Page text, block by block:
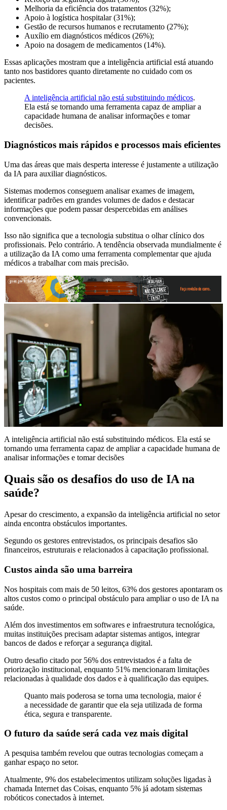
Melhoria da eficiência dos tratamentos (32%);
Apoio à logística hospitalar (31%);
Gestão de recursos humanos e recrutamento (27%);
Auxílio em diagnósticos médicos (26%);
Apoio na dosagem de medicamentos (14%).
Essas aplicações mostram que a inteligência artificial está atuando
tanto nos bastidores quanto diretamente no cuidado com os
pacientes.
A inteligência artificial não está substituindo médicos.
Ela está se tornando uma ferramenta capaz de ampliar a
capacidade humana de analisar informações e tomar
decisões.
Diagnósticos mais rápidos e processos mais eficientes
Uma das áreas que mais desperta interesse é justamente a utilização
da IA para auxiliar diagnósticos.
Sistemas modernos conseguem analisar exames de imagem,
identificar padrões em grandes volumes de dados e destacar
informações que podem passar despercebidas em análises
convencionais.
Isso não significa que a tecnologia substitua o olhar clínico dos
profissionais. Pelo contrário. A tendência observada mundialmente é
a utilização da IA como uma ferramenta complementar que ajuda
médicos a trabalhar com mais precisão.
A inteligência artificial não está substituindo médicos. Ela está se
tornando uma ferramenta capaz de ampliar a capacidade humana de
analisar informações e tomar decisões
Quais são os desafios do uso de IA na
saúde?
Apesar do crescimento, a expansão da inteligência artificial no setor
ainda encontra obstáculos importantes.
Segundo os gestores entrevistados, os principais desafios são
financeiros, estruturais e relacionados à capacitação profissional.
Custos ainda são uma barreira
Nos hospitais com mais de 50 leitos, 63% dos gestores apontaram os
altos custos como o principal obstáculo para ampliar o uso de IA na
saúde.
Além dos investimentos em softwares e infraestrutura tecnológica,
muitas instituições precisam adaptar sistemas antigos, integrar
bancos de dados e reforçar a segurança digital.
Outro desafio citado por 56% dos entrevistados é a falta de
priorização institucional, enquanto 51% mencionaram limitações
relacionadas à qualidade dos dados e à qualificação das equipes.
Quanto mais poderosa se torna uma tecnologia, maior é
a necessidade de garantir que ela seja utilizada de forma
ética, segura e transparente.
O futuro da saúde será cada vez mais digital
A pesquisa também revelou que outras tecnologias começam a
ganhar espaço no setor.
Atualmente, 9% dos estabelecimentos utilizam soluções ligadas à
chamada Internet das Coisas, enquanto 5% já adotam sistemas
robóticos conectados à internet.